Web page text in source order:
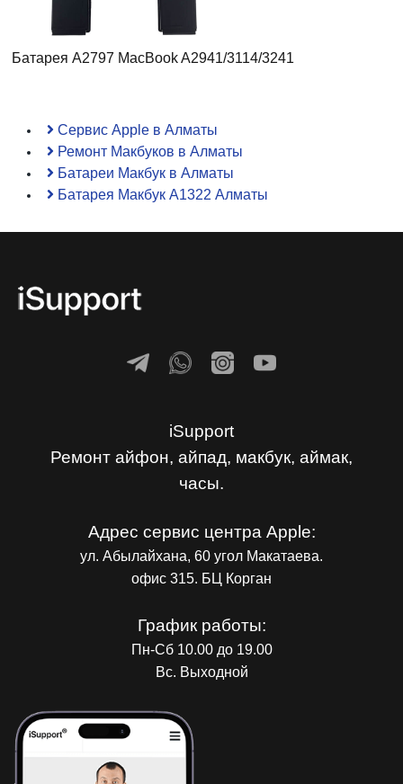
Батарея A2797 MacBook A2941/3114/3241
Сервис Apple в Алматы
Ремонт Макбуков в Алматы
Батареи Макбук в Алматы
Батарея Макбук A1322 Алматы
iSupport
Ремонт айфон, айпад, макбук, аймак,
часы.
Адрес сервис центра Apple:
ул. Абылайхана, 60 угол Макатаева.
офис 315. БЦ Корган
График работы:
Пн-Сб 10.00 до 19.00
Вс. Выходной